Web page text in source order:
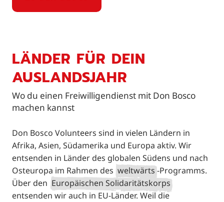
LÄNDER FÜR DEIN
AUSLANDSJAHR
Wo du einen Freiwilligendienst mit Don Bosco
machen kannst
Don Bosco Volunteers sind in vielen Ländern in
Afrika, Asien, Südamerika und Europa aktiv. Wir
entsenden in Länder des globalen Südens und nach
Osteuropa im Rahmen des weltwärts -Programms.
Über den Europäischen Solidaritätskorps
entsenden wir auch in EU-Länder. Weil die